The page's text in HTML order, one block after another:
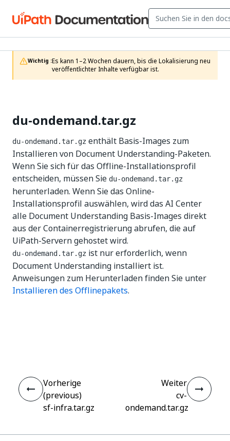
Wichtig :Es kann 1–2 Wochen dauern, bis die Lokalisierung neu
veröffentlichter Inhalte verfügbar ist.
du-ondemand.tar.gz
du-ondemand.tar.gz enthält Basis-Images zum
Installieren von Document Understanding-Paketen.
Wenn Sie sich für das Offline-Installationsprofil
entscheiden, müssen Sie du-ondemand.tar.gz
herunterladen. Wenn Sie das Online-
Installationsprofil auswählen, wird das AI Center
alle Document Understanding Basis-Images direkt
aus der Containerregistrierung abrufen, die auf
UiPath-Servern gehostet wird.
du-ondemand.tar.gz ist nur erforderlich, wenn
Document Understanding installiert ist.
Anweisungen zum Herunterladen finden Sie unter
Installieren des Offlinepakets.
Vorherige
(previous)
sf-infra.tar.gz
Weiter
cv-
ondemand.tar.gz